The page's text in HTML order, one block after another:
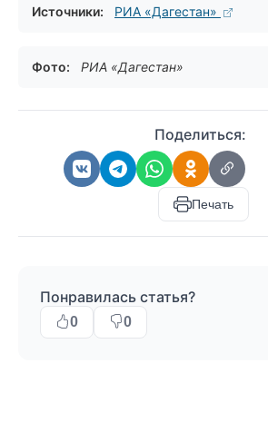
Источники: РИА «Дагестан»
Фото: РИА «Дагестан»
Поделиться:
Печать
Понравилась статья?
0 0